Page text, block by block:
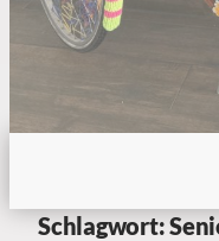
Schlagwort: